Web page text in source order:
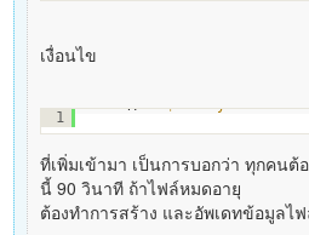
เงื่อนไข
1
ที่เพิ่มเข้ามา เป็นการบอกว่า ทุกคนต้
นี้ 90 วินาที ถ้าไฟล์หมดอายุ
ต้องทำการสร้าง และอัพเดทข้อมูลไ